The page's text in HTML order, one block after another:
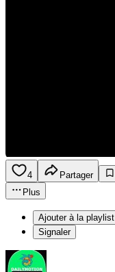
4 Partager
Plus
Ajouter à la playlist
Signaler